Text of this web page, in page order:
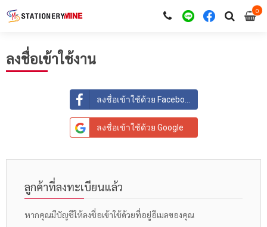
00
ลงชื่อเข้าใช้งาน
ลงชื่อเข้าใช้ด้วย Facebook
ลงชื่อเข้าใช้ด้วย Google
ลูกค้าที่ลงทะเบียนแล้ว
หากคุณมีบัญชีให้ลงชื่อเข้าใช้ด้วยที่อยู่อีเมลของคุณ